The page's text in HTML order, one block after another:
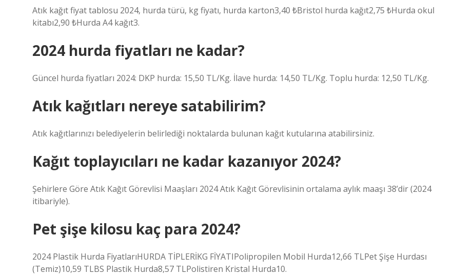
Atık kağıt fiyat tablosu 2024, hurda türü, kg fiyatı, hurda karton3,40 ₺Bristol hurda kağıt2,75 ₺Hurda okul
kitabı2,90 ₺Hurda A4 kağıt3.
2024 hurda fiyatları ne kadar?
Güncel hurda fiyatları 2024: DKP hurda: 15,50 TL/Kg. İlave hurda: 14,50 TL/Kg. Toplu hurda: 12,50 TL/Kg.
Atık kağıtları nereye satabilirim?
Atık kağıtlarınızı belediyelerin belirlediği noktalarda bulunan kağıt kutularına atabilirsiniz.
Kağıt toplayıcıları ne kadar kazanıyor 2024?
Şehirlere Göre Atık Kağıt Görevlisi Maaşları 2024 Atık Kağıt Görevlisinin ortalama aylık maaşı 38’dir (2024
itibariyle).
Pet şişe kilosu kaç para 2024?
2024 Plastik Hurda FiyatlarıHURDA TİPLERİKG FİYATIPolipropilen Mobil Hurda12,66 TLPet Şişe Hurdası
(Temiz)10,59 TLBS Plastik Hurda8,57 TLPolistiren Kristal Hurda10.